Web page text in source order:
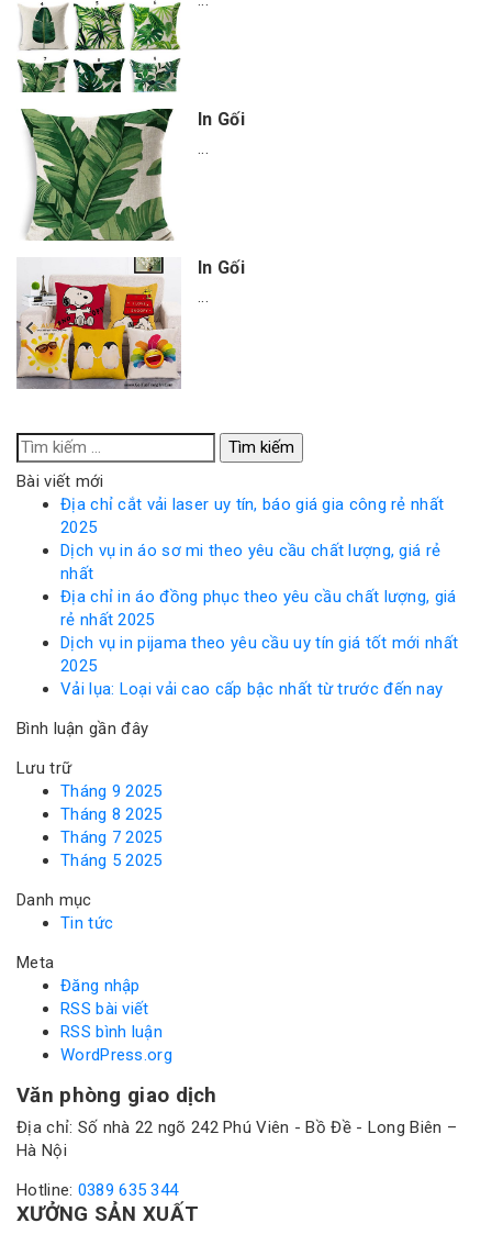
In Gối
...
In Gối
...
Tìm
kiếm
cho:
Bài viết mới
Địa chỉ cắt vải laser uy tín, báo giá gia công rẻ nhất
2025
Dịch vụ in áo sơ mi theo yêu cầu chất lượng, giá rẻ
nhất
Địa chỉ in áo đồng phục theo yêu cầu chất lượng, giá
rẻ nhất 2025
Dịch vụ in pijama theo yêu cầu uy tín giá tốt mới nhất
2025
Vải lụa: Loại vải cao cấp bậc nhất từ trước đến nay
Bình luận gần đây
Lưu trữ
Tháng 9 2025
Tháng 8 2025
Tháng 7 2025
Tháng 5 2025
Danh mục
Tin tức
Meta
Đăng nhập
RSS bài viết
RSS bình luận
WordPress.org
Văn phòng giao dịch
Địa chỉ: Số nhà 22 ngõ 242 Phú Viên - Bồ Đề - Long Biên –
Hà Nội
Hotline: 0389 635 344
XƯỞNG SẢN XUẤT